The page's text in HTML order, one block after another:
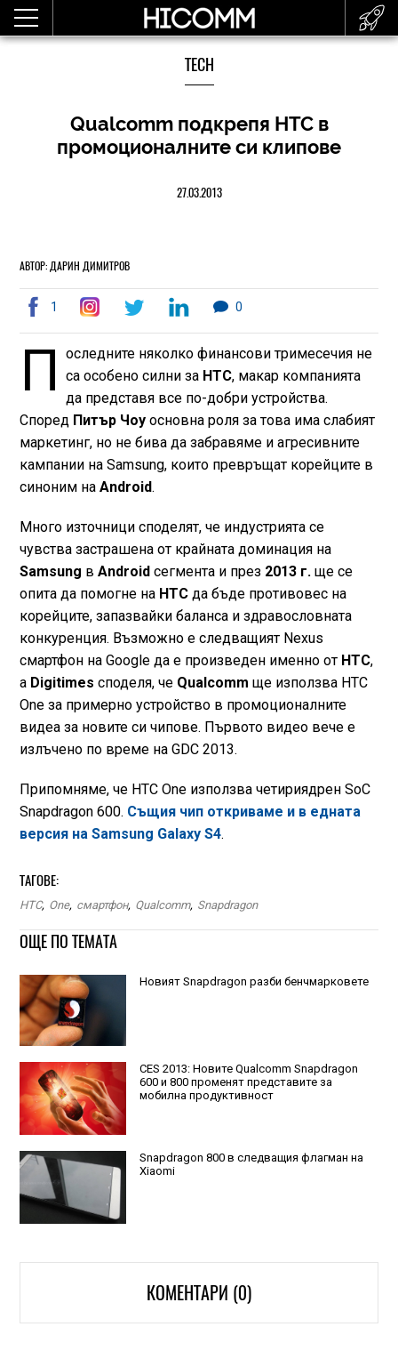
TECH
Qualcomm подкрепя HTC в
промоционалните си клипове
27.03.2013
АВТОР: ДАРИН ДИМИТРОВ
1 0
П
оследните няколко финансови тримесечия не
са особено силни за HTC, макар компанията
да представя все по-добри устройства.
Според Питър Чоуосновна роля за това има слабият
маркетинг, но не бива да забравяме и агресивните
кампании на Samsung, които превръщат корейците в
синоним на Android.
Много източници споделят, че индустрията се
чувства застрашена от крайната доминация на
Samsung в Androidсегмента и през 2013 г.ще се
опита да помогне на HTCда бъде противовес на
корейците, запазвайки баланса и здравословната
конкуренция. Възможно е следващият Nexus
смартфон на Google да е произведен именно от HTC,
а Digitimes споделя, че Qualcomm ще използва HTC
One за примерно устройство в промоционалните
видеа за новите си чипове. Първото видео вече е
излъчено по време на GDC 2013.
Припомняме, че HTC One използва четириядрен SoC
Snapdragon 600. Същия чип откриваме и в едната
версия на Samsung Galaxy S4.
ТАГОВЕ:
HTC, One, смартфон, Qualcomm, Snapdragon
ОЩЕ ПО ТЕМАТА
Новият Snapdragon разби бенчмарковете
CES 2013: Новите Qualcomm Snapdragon
600 и 800 променят представите за
мобилна продуктивност
Snapdragon 800 в следващия флагман на
Xiaomi
КОМЕНТАРИ (0)